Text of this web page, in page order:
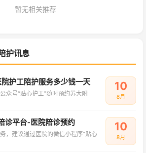
暂无相关推荐
护讯息
护工陪护服务多少钱一天
众号“贴心护工”随时预约苏大附
10
8月
诊平台-医院陪诊预约
，建议通过医院的微信小程序“贴心
10
8月